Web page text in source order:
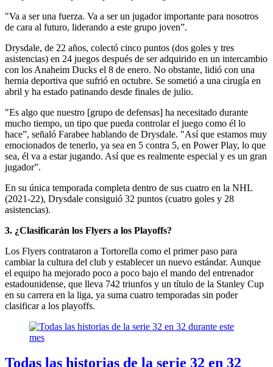
"Va a ser una fuerza. Va a ser un jugador importante para nosotros
de cara al futuro, liderando a este grupo joven”.
Drysdale, de 22 años, colectó cinco puntos (dos goles y tres
asistencias) en 24 juegos después de ser adquirido en un intercambio
con los Anaheim Ducks el 8 de enero. No obstante, lidió con una
hernia deportiva que sufrió en octubre. Se sometió a una cirugía en
abril y ha estado patinando desde finales de julio.
"Es algo que nuestro [grupo de defensas] ha necesitado durante
mucho tiempo, un tipo que pueda controlar el juego como él lo
hace”, señaló Farabee hablando de Drysdale. "Así que estamos muy
emocionados de tenerlo, ya sea en 5 contra 5, en Power Play, lo que
sea, él va a estar jugando. Así que es realmente especial y es un gran
jugador”.
En su única temporada completa dentro de sus cuatro en la NHL
(2021-22), Drysdale consiguió 32 puntos (cuatro goles y 28
asistencias).
3. ¿Clasificarán los Flyers a los Playoffs?
Los Flyers contrataron a Tortorella como el primer paso para
cambiar la cultura del club y establecer un nuevo estándar. Aunque
el equipo ha mejorado poco a poco bajo el mando del entrenador
estadounidense, que lleva 742 triunfos y un título de la Stanley Cup
en su carrera en la liga, ya suma cuatro temporadas sin poder
clasificar a los playoffs.
Todas las historias de la serie 32 en 32